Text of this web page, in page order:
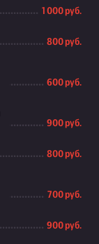
1 000 руб.
800 руб.
600 руб.
900 руб.
800 руб.
700 руб.
900 руб.